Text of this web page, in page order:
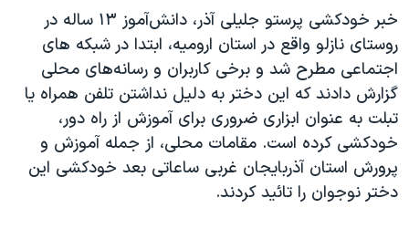
اسرائیل در جنگ
نرگس محمدی برنده جایزه نوبل صلح
همایش محافظه‌کاران آمریکا «سی‌پک»
صفحه‌های ویژه
سفر پرزیدنت ترامپ به چین
خبر خودکشی پرستو جلیلی آذر، دانش‌آموز ۱۳ ساله در
روستای نازلو واقع در استان ارومیه، ابتدا در شبکه های
اجتماعی مطرح شد و برخی کاربران و رسانه‌های محلی
گزارش دادند که این دختر به دلیل نداشتن تلفن همراه یا
تبلت به عنوان ابزاری ضروری برای آموزش از راه دور،
خودکشی کرده است. مقامات محلی، از جمله آموزش و
پرورش استان آذربایجان غربی ساعاتی بعد خودکشی این
دختر نوجوان را تائید کردند.